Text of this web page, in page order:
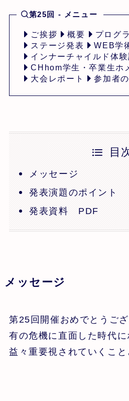
第25回 - メニュー
ご挨拶 概要 プログ
ステージ発表
WEB学
インナーチャイルド体験
CHhom学生・卒業生ホ
大会レポート
参加者
目
メッセージ
発表演題のポイント
発表資料 PDF
メッセージ
第25回開催おめでとうご
有の危機に直面した時代
益々重要視されていくこと